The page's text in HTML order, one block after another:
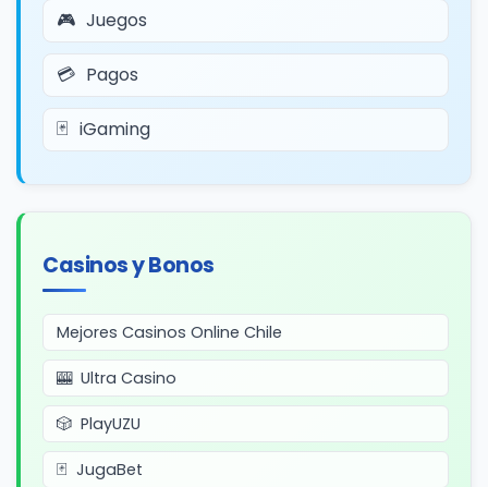
Juegos
Pagos
iGaming
Casinos y Bonos
Mejores Casinos Online Chile
Ultra Casino
PlayUZU
JugaBet